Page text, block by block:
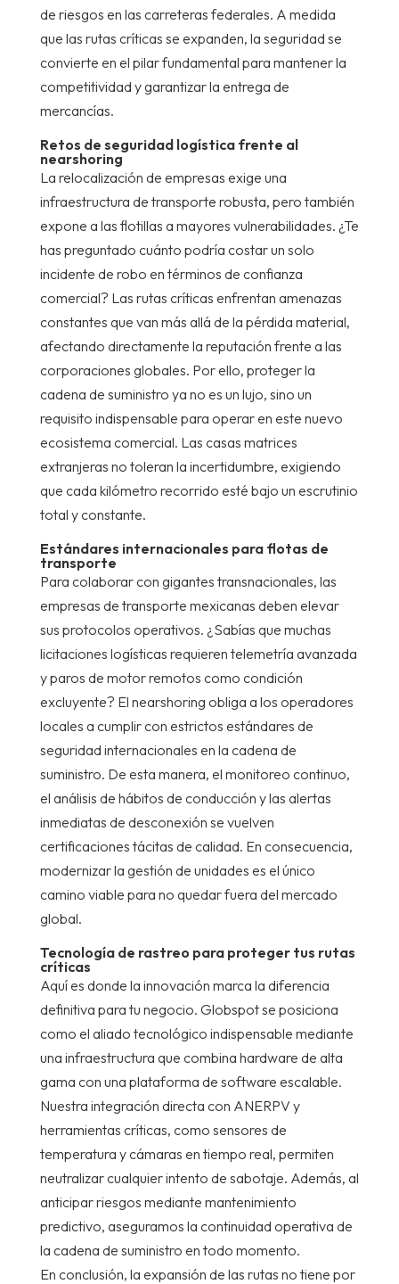
de riesgos en las carreteras federales. A medida
que las rutas críticas se expanden, la seguridad se
convierte en el pilar fundamental para mantener la
competitividad y garantizar la entrega de
mercancías.
Retos de seguridad logística frente al
nearshoring
La relocalización de empresas exige una
infraestructura de transporte robusta, pero también
expone a las flotillas a mayores vulnerabilidades. ¿Te
has preguntado cuánto podría costar un solo
incidente de robo en términos de confianza
comercial? Las rutas críticas enfrentan amenazas
constantes que van más allá de la pérdida material,
afectando directamente la reputación frente a las
corporaciones globales. Por ello, proteger la
cadena de suministro ya no es un lujo, sino un
requisito indispensable para operar en este nuevo
ecosistema comercial. Las casas matrices
extranjeras no toleran la incertidumbre, exigiendo
que cada kilómetro recorrido esté bajo un escrutinio
total y constante.
Estándares internacionales para flotas de
transporte
Para colaborar con gigantes transnacionales, las
empresas de transporte mexicanas deben elevar
sus protocolos operativos. ¿Sabías que muchas
licitaciones logísticas requieren telemetría avanzada
y paros de motor remotos como condición
excluyente? El nearshoring obliga a los operadores
locales a cumplir con estrictos estándares de
seguridad internacionales en la cadena de
suministro. De esta manera, el monitoreo continuo,
el análisis de hábitos de conducción y las alertas
inmediatas de desconexión se vuelven
certificaciones tácitas de calidad. En consecuencia,
modernizar la gestión de unidades es el único
camino viable para no quedar fuera del mercado
global.
Tecnología de rastreo para proteger tus rutas
críticas
Aquí es donde la innovación marca la diferencia
definitiva para tu negocio. Globspot se posiciona
como el aliado tecnológico indispensable mediante
una infraestructura que combina hardware de alta
gama con una plataforma de software escalable.
Nuestra integración directa con ANERPV y
herramientas críticas, como sensores de
temperatura y cámaras en tiempo real, permiten
neutralizar cualquier intento de sabotaje. Además, al
anticipar riesgos mediante mantenimiento
predictivo, aseguramos la continuidad operativa de
la cadena de suministro en todo momento.
En conclusión, la expansión de las rutas no tiene por